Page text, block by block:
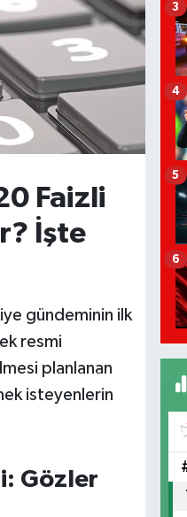
Faizli
İşte
gündeminin ilk
resmi
planlanan
isteyenlerin
Gözler
3
4
5
6
1